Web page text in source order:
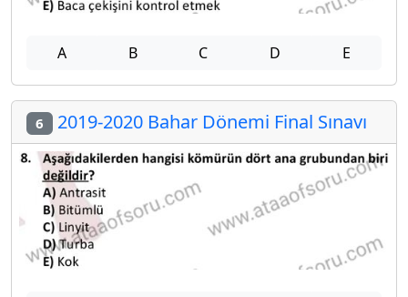
A B C D E
6 2019-2020 Bahar Dönemi Final Sınavı